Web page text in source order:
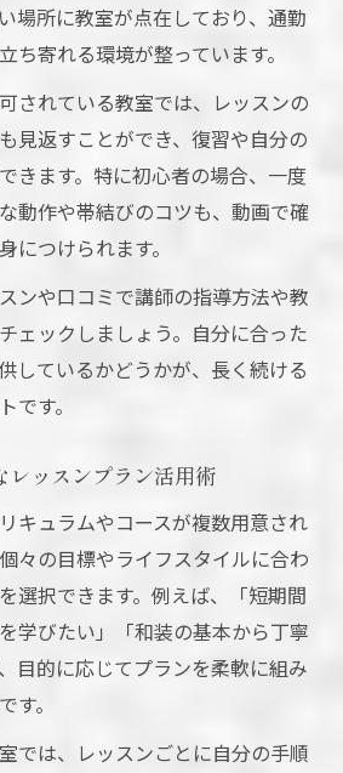
場所に教室が点在しており、通勤
ち寄れる環境が整っています。
されている教室では、レッスンの
見返すことができ、復習や自分の
きます。特に初心者の場合、一度
動作や帯結びのコツも、動画で確
につけられます。
ンや口コミで講師の指導方法や教
ェックしましょう。自分に合った
しているかどうかが、長く続ける
です。
レッスンプラン活用術
キュラムやコースが複数用意され
々の目標やライフスタイルに合わ
選択できます。例えば、「短期間
学びたい」「和装の基本から丁寧
目的に応じてプランを柔軟に組み
す。
では、レッスンごとに自分の手順